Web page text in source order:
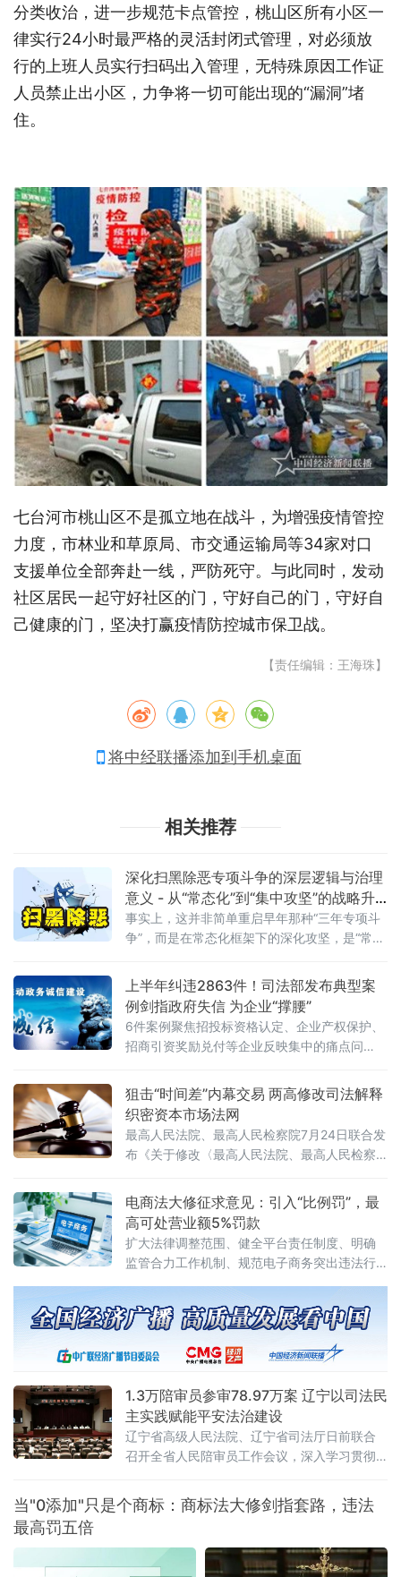
分类收治，进一步规范卡点管控，桃山区所有小区一
律实行24小时最严格的灵活封闭式管理，对必须放
行的上班人员实行扫码出入管理，无特殊原因工作证
人员禁止出小区，力争将一切可能出现的“漏洞”堵
住。
七台河市桃山区不是孤立地在战斗，为增强疫情管控
力度，市林业和草原局、市交通运输局等34家对口
支援单位全部奔赴一线，严防死守。与此同时，发动
社区居民一起守好社区的门，守好自己的门，守好自
己健康的门，坚决打赢疫情防控城市保卫战。
【责任编辑：王海珠】
将中经联播添加到手机桌面
相关推荐
深化扫黑除恶专项斗争的深层逻辑与治理
意义 - 从“常态化”到“集中攻坚”的战略升
级
事实上，这并非简单重启早年那种“三年专项斗
争”，而是在常态化框架下的深化攻坚，是“常态
强调要严格依法办事、坚持实事求是，做到“是
黑恶一个不漏、不是黑恶一个不凑”
上半年纠违2863件！司法部发布典型案
例剑指政府失信 为企业“撑腰”
6件案例聚焦招投标资格认定、企业产权保护、
招商引资奖励兑付等企业反映集中的痛点问
不当行为“亮剑”，为纵深推进全国统一大市场建
设提供了坚实的法治保障。数据显示，2026年1
至6月，全国各级行政复议机构依法履行监督职
狙击“时间差”内幕交易 两高修改司法解释
织密资本市场法网
最高人民法院、最高人民检察院7月24日联合发
布《关于修改〈最高人民法院、最高人民检察
具体应用法律若干问题的解释〉的决定》（法
释〔2026〕13号）。修改决定已分别经最高人
民法院审判委员会第1961次会议、最高人民检
察院第十四届检察委员会第七十五次会议通
过，自2026年7月27日起施行。此次修改距
2012年《关于办理内幕交易、泄
电商法大修征求意见：引入“比例罚”，最
高可处营业额5%罚款
扩大法律调整范围、健全平台责任制度、明确
监管合力工作机制、规范电子商务突出违法行
为、深化电子商务开放合作
1.3万陪审员参审78.97万案 辽宁以司法民
主实践赋能平安法治建设
辽宁省高级人民法院、辽宁省司法厅日前联合
召开全省人民陪审员工作会议，深入学习贯彻
要求，系统梳理人民陪审员制度落地实施以来
的实践成效，研判当前工作推进中的重点问
作的高质量发展，为更高水平平安辽宁、法治
辽宁建设注入坚实的司法民主动能。会议第一
当"0添加"只是个商标：商标法大修剑指套路，违法
最高罚五倍